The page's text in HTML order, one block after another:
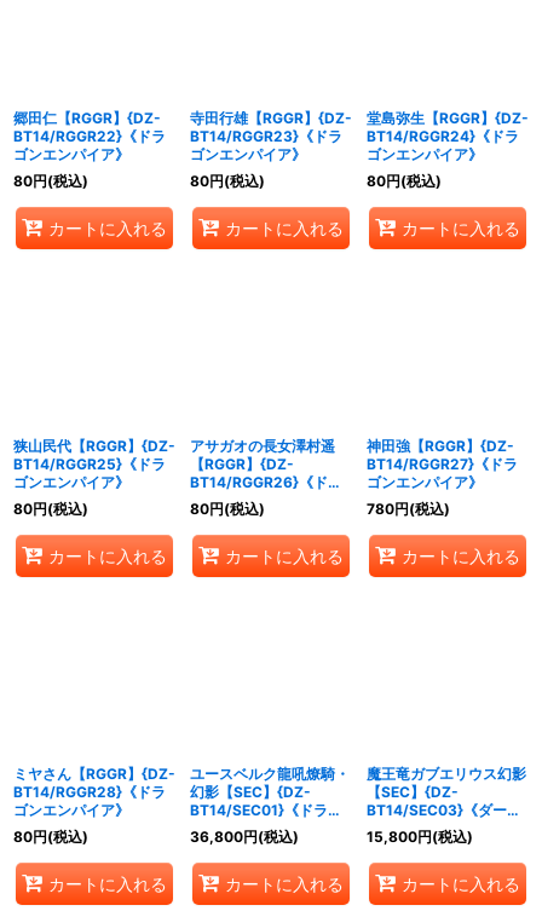
郷田仁【RGGR】{DZ-
BT14/RGGR22}《ドラ
ゴンエンパイア》
80円(税込)
カートに入れる
寺田行雄【RGGR】{DZ-
BT14/RGGR23}《ドラ
ゴンエンパイア》
80円(税込)
カートに入れる
堂島弥生【RGGR】{DZ-
BT14/RGGR24}《ドラ
ゴンエンパイア》
80円(税込)
カートに入れる
狭山民代【RGGR】{DZ-
BT14/RGGR25}《ドラ
ゴンエンパイア》
80円(税込)
カートに入れる
アサガオの長女澤村遥
【RGGR】{DZ-
BT14/RGGR26}《ドラ
ゴンエンパイア》
80円(税込)
カートに入れる
神田強【RGGR】{DZ-
BT14/RGGR27}《ドラ
ゴンエンパイア》
780円(税込)
カートに入れる
ミヤさん【RGGR】{DZ-
BT14/RGGR28}《ドラ
ゴンエンパイア》
80円(税込)
カートに入れる
ユースベルク龍吼燎騎・
幻影【SEC】{DZ-
BT14/SEC01}《ドラゴ
ンエンパイア》
36,800円(税込)
カートに入れる
魔王竜ガブエリウス幻影
【SEC】{DZ-
BT14/SEC03}《ダーク
ステイツ》
15,800円(税込)
カートに入れる